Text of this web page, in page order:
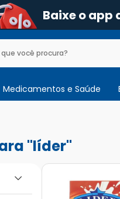
Baixe o app
Medicamentos e Saúde
líder